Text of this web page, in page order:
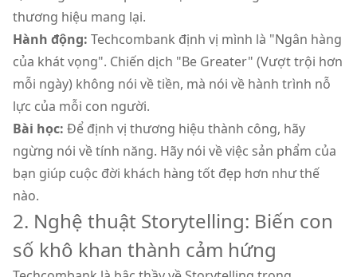
thương hiệu mang lại.
Hành động: Techcombank định vị mình là "Ngân hàng
của khát vọng". Chiến dịch "Be Greater" (Vượt trội hơn
mỗi ngày) không nói về tiền, mà nói về hành trình nỗ
lực của mỗi con người.
Bài học: Để định vị thương hiệu thành công, hãy
ngừng nói về tính năng. Hãy nói về việc sản phẩm của
bạn giúp cuộc đời khách hàng tốt đẹp hơn như thế
nào.
2. Nghệ thuật Storytelling: Biến con
số khô khan thành cảm hứng